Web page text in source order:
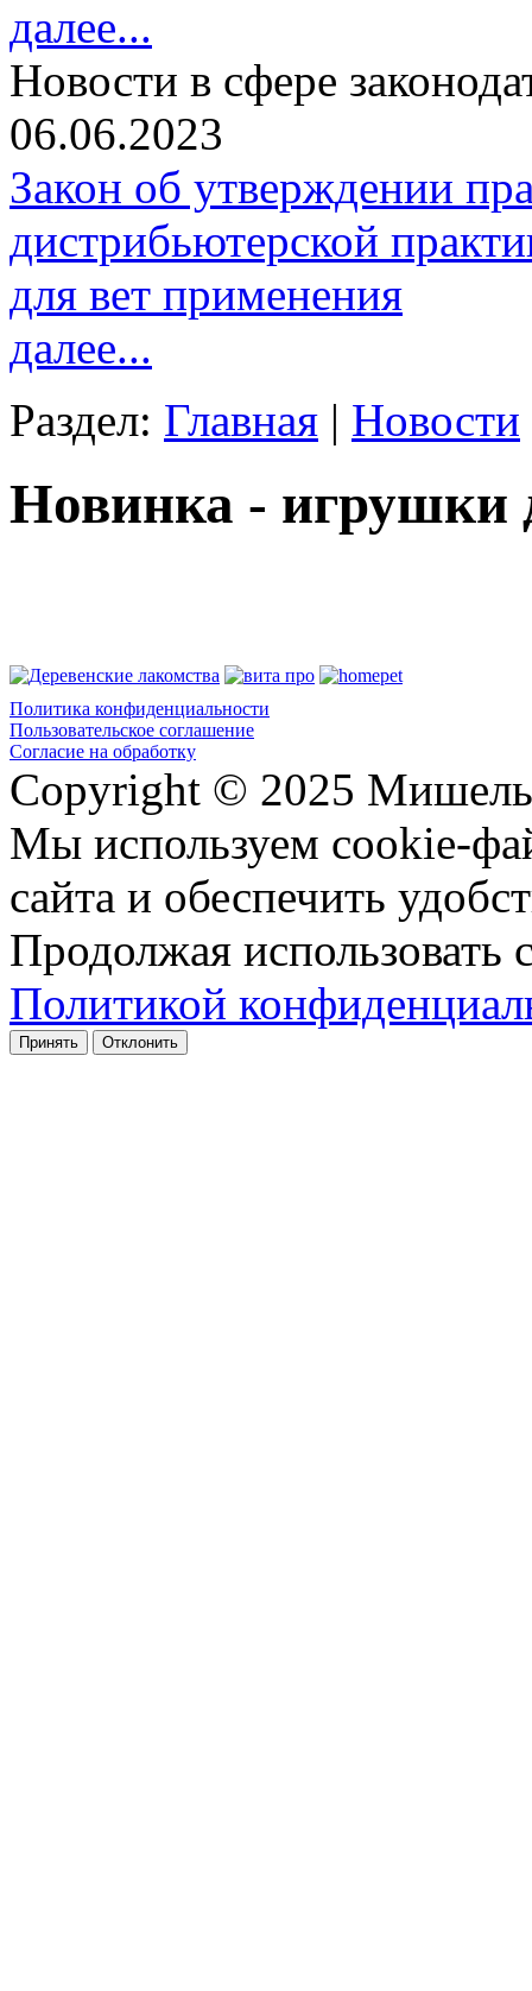
далее...
Новости в сфере
06.06.2023
Закон об утверждении
дистрибьютерской
для вет применения
далее...
Раздел: Главная | Новости
Новинка - игрушки
Политика конфиденциальности
Пользовательское соглашение
Согласие на обработку
Copyright © 2025
Мы используем cookie-
сайта и обеспечить
Продолжая использовать
Политикой
Принять Отклонить